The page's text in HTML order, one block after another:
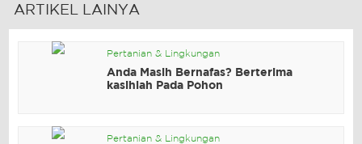
ARTIKEL LAINYA
Pertanian & Lingkungan
Anda Masih Bernafas? Berterima
kasihlah Pada Pohon
Pertanian & Lingkungan